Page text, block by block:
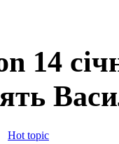
14
Hot topic